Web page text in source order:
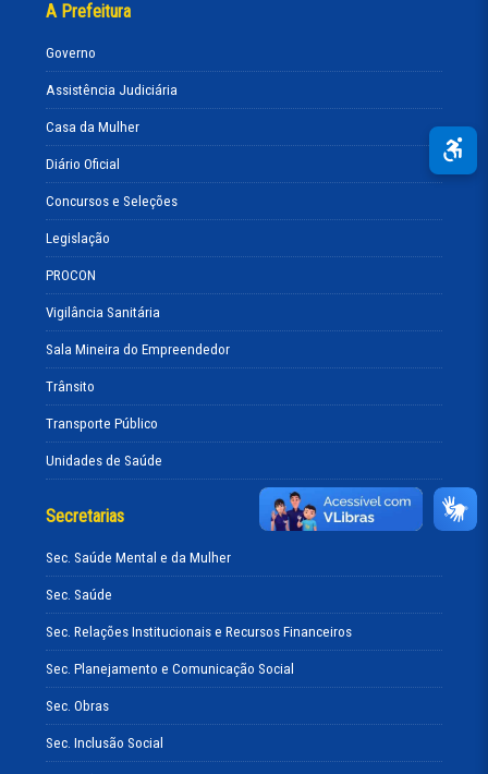
A Prefeitura
Governo
Assistência Judiciária
Casa da Mulher
Diário Oficial
Concursos e Seleções
Legislação
PROCON
Vigilância Sanitária
Sala Mineira do Empreendedor
Trânsito
Transporte Público
Unidades de Saúde
Secretarias
Sec. Saúde Mental e da Mulher
Sec. Saúde
Sec. Relações Institucionais e Recursos Financeiros
Sec. Planejamento e Comunicação Social
Sec. Obras
Sec. Inclusão Social